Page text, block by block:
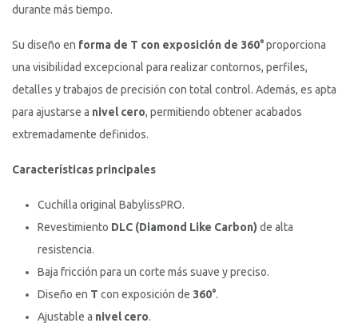
durante más tiempo.
Su diseño en forma de T con exposición de 360°proporciona
una visibilidad excepcional para realizar contornos, perfiles,
detalles y trabajos de precisión con total control. Además, es apta
para ajustarse a nivel cero, permitiendo obtener acabados
extremadamente definidos.
Características principales
Cuchilla original BabylissPRO.
Revestimiento DLC (Diamond Like Carbon) de alta
resistencia.
Baja fricción para un corte más suave y preciso.
Diseño en T con exposición de 360°.
Ajustable a nivel cero.